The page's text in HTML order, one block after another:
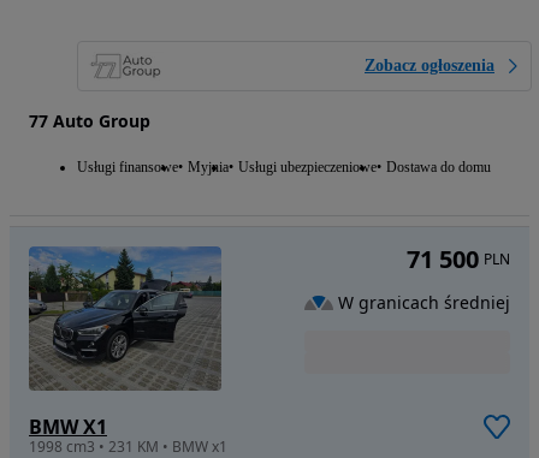
Zobacz ogłoszenia
77 Auto Group
Usługi finansowe Myjnia Usługi ubezpieczeniowe Dostawa do domu
BMW X1
1998 cm3 • 231 KM • BMW x1
71 500 PLN
W granicach średniej